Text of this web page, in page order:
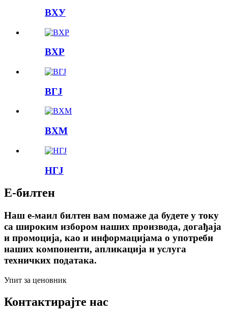
ВХУ
ВХР
ВГЈ
ВХМ
НГЈ
Е-билтен
Наш е-маил билтен вам помаже да будете у току
са широким избором наших производа, догађаја
и промоција, као и информацијама о употреби
наших компоненти, апликација и услуга
техничких података.
Упит за ценовник
Контактирајте нас